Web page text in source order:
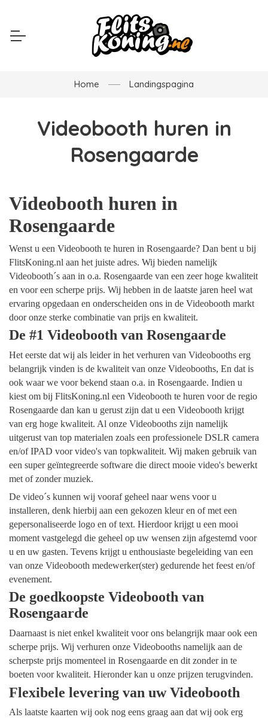
Home Landingspagina
Videobooth huren in
Rosengaarde
Videobooth huren in
Rosengaarde
Wenst u een Videobooth te huren in Rosengaarde? Dan bent u bij
FlitsKoning.nl aan het juiste adres. Wij bieden namelijk
Videobooth´s aan in o.a. Rosengaarde van een zeer hoge kwaliteit
en voor een scherpe prijs. Wij hebben in de laatste jaren heel wat
ervaring opgedaan en onderscheiden ons in de Videobooth markt
door onze sterke combinatie van prijs en kwaliteit.
De #1 Videobooth van Rosengaarde
Het eerste dat wij als leider in het verhuren van Videobooths erg
belangrijk vinden is de kwaliteit van onze Videobooths, En dat is
ook waar we voor bekend staan o.a. in Rosengaarde. Indien u
kiest om bij FlitsKoning.nl een Videobooth te huren voor de regio
Rosengaarde dan kan u gerust zijn dat u een Videobooth krijgt
van erg hoge kwaliteit. Al onze Videobooths zijn namelijk
uitgerust van top materialen zoals een professionele DSLR camera
en/of IPAD voor video's van topkwaliteit. Wij maken gebruik van
een super geïntegreerde software die direct mooie video's bewerkt
met of zonder muziek.
De video´s kunnen wij vooraf geheel naar wens voor u
installeren, denk hierbij aan een gekozen kleur en of met een
gepersonaliseerde logo en of text. Hierdoor krijgt u een mooi
moment vastgelegd die geheel op uw wensen zijn afgestemd voor
u en uw gasten. Tevens krijgt u enthousiaste begeleiding van een
van onze Videobooth medewerker(ster) gedurende het feest en/of
evenement.
De goedkoopste Videobooth van
Rosengaarde
Daarnaast is niet enkel kwaliteit voor ons belangrijk maar ook een
scherpe prijs. Wij verhuren onze Videobooths namelijk aan de
scherpste prijs momenteel in Rosengaarde en dit zonder in te
boeten voor kwaliteit. Hieronder kan u onze prijzen terugvinden.
Flexibele levering van uw Videobooth
Als laatste kaarten wij ook nog eens graag aan dat wij ook erg